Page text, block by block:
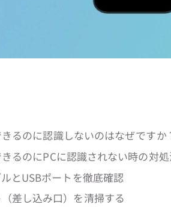
るのに認識しないのはなぜですか
るのにPCに認識されない時の対
とUSBポートを徹底確認
差し込み口）を清掃する